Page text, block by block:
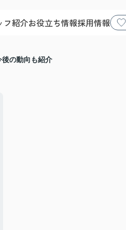
フ紹介お役立ち情報採用情報
の動向も紹介